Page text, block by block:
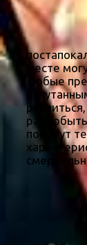
месте
любые
помогут